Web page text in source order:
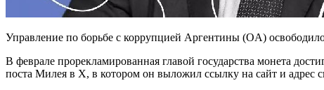
Управление по борьбе с коррупцией Аргентины (OA)
В феврале прорекламированная главой государства монета
поста Милея в X, в котором он выложил ссылку на сайт и адрес